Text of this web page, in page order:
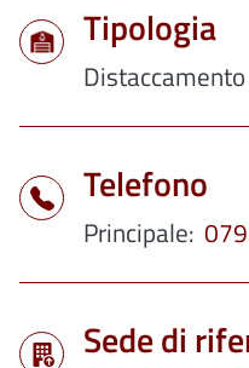
Tipologia
Telefono
Principale
Sede di